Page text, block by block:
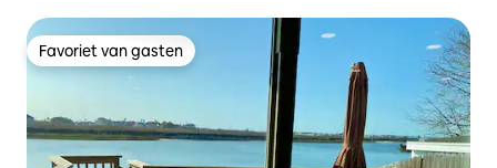
Favoriet van gasten
Favoriet van gasten